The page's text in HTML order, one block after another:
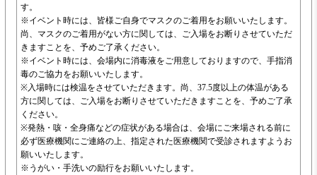
す。
※イベント時には、皆様ご自身でマスクのご着用をお願いいたします。
尚、マスクのご着用がない方に関しては、ご入場をお断りさせていただ
きますことを、予めご了承ください。
※イベント時には、会場内に消毒液をご用意しておりますので、手指消
毒のご協力をお願いいたします。
※入場時には検温をさせていただきます。尚、37.5度以上の体温がある
方に関しては、ご入場をお断りさせていただきますことを、予めご了承
ください。
※発熱・咳・全身痛などの症状がある場合は、会場にご来場される前に
必ず医療機関にご連絡の上、指定された医療機関で受診されますようお
願いいたします。
※うがい・手洗いの励行をお願いいたします。